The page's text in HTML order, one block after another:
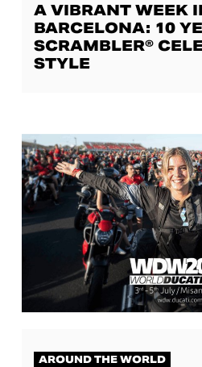
A VIBRANT WEEK
BARCELONA: 10
SCRAMBLER®
STYLE
AROUND THE WORLD